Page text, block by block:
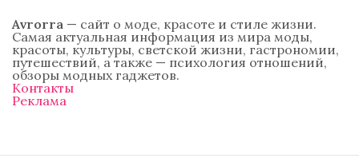
Avrorra — сайт о моде, красоте и стиле жизни.
Самая актуальная информация из мира моды,
красоты, культуры, светской жизни, гастрономии,
путешествий, а также — психология отношений,
обзоры модных гаджетов.
Контакты
Реклама